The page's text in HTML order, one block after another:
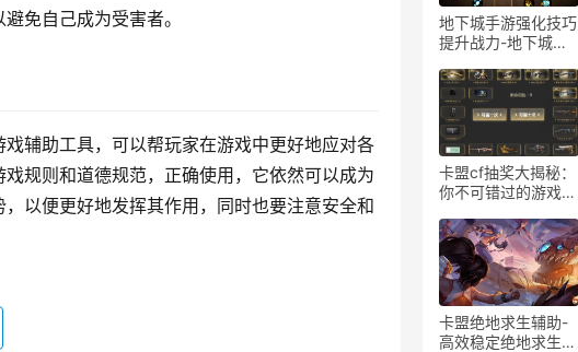
免自己成为受害者。
辅助工具，可以帮玩家在游戏中更好地应对各
规则和道德规范，正确使用，它依然可以成为
以便更好地发挥其作用，同时也要注意安全和
地下城手游强化技巧
提升战力-地下城手
攻略
卡盟cf抽奖大揭秘：
你不可错过的游戏福
次值得参与的游戏体
验
卡盟绝地求生辅助-
高效稳定绝地求生辅